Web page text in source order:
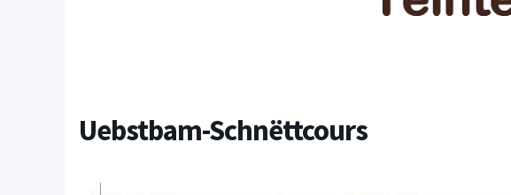
Uebstbam-Schnëttcours